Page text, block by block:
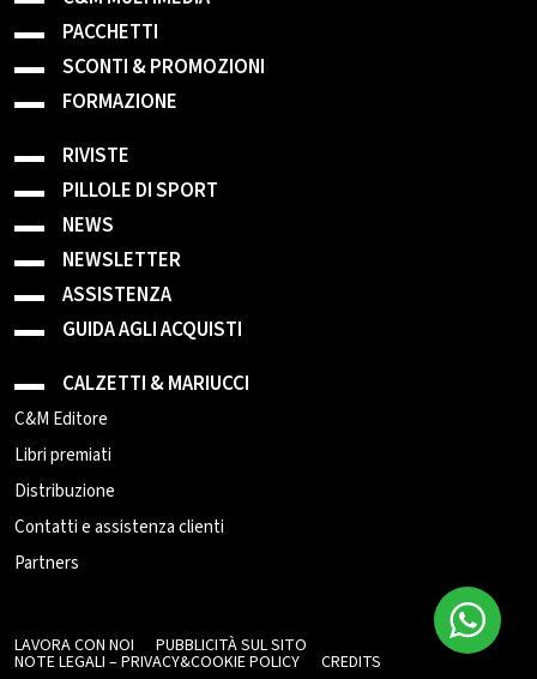
PACCHETTI
SCONTI & PROMOZIONI
FORMAZIONE
RIVISTE
PILLOLE DI SPORT
NEWS
NEWSLETTER
ASSISTENZA
GUIDA AGLI ACQUISTI
CALZETTI & MARIUCCI
C&M Editore
Libri premiati
Distribuzione
Contatti e assistenza clienti
Partners
LAVORA CON NOI PUBBLICITÀ SUL SITO
NOTE LEGALI – PRIVACY&COOKIE POLICY CREDITS